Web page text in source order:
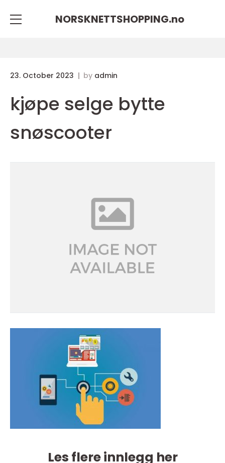
NORSKNETTSHOPPING.no
23. October 2023 by admin
kjøpe selge bytte
snøscooter
Les flere innlegg her